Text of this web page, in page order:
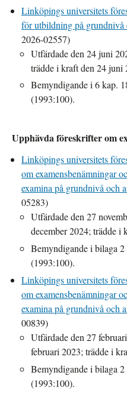
Linköpings universitets
för utbildning på grundnivå
2026-02557)
Utfärdade den 24 juni
trädde i kraft den 24 juni
Bemyndigande i 6 kap.
(1993:100).
Upphävda föreskrifter om
Linköpings universitets
om examensbenämningar
examina på grundnivå och
05283)
Utfärdade den 27
december 2024; trädde i
Bemyndigande i bilaga
(1993:100).
Linköpings universitets
om examensbenämningar
examina på grundnivå och
00839)
Utfärdade den 27
februari 2023; trädde i
Bemyndigande i bilaga
(1993:100).